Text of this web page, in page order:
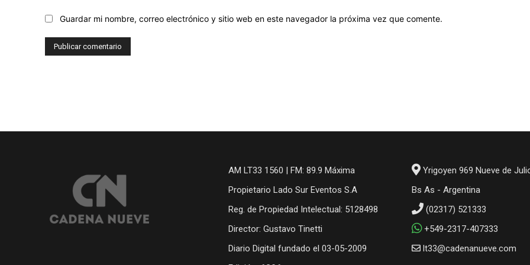
Guardar mi nombre, correo electrónico y sitio web en este navegador la próxima vez que comente.
AM LT33 1560 | FM: 89.9 Máxima
Propietario Lado Sur Eventos S.A
Reg. de Propiedad Intelectual: 5128498
Director: Gustavo Tinetti
Diario Digital fundado el 03-05-2009
Yrigoyen 969 Nueve de
Bs As - Argentina
(02317) 521333
+549-2317-407333
lt33@cadenanueve.com